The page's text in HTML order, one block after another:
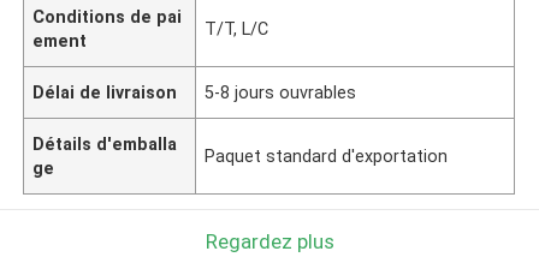
Conditions de pai
ement
T/T, L/C
Délai de livraison 5-8 jours ouvrables
Détails d'emballa
ge
Paquet standard d'exportation
Regardez plus